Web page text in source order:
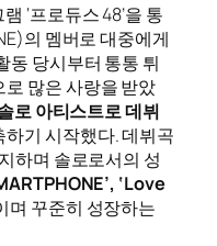
‘프로듀스 48’을 통
의 멤버로 대중에게
동 당시부터 통통 튀
많은 사랑을 받았
로 아티스트로 데뷔
기 시작했다. 데뷔곡
하며 솔로로서의 성
‘Love
며 꾸준히 성장하는